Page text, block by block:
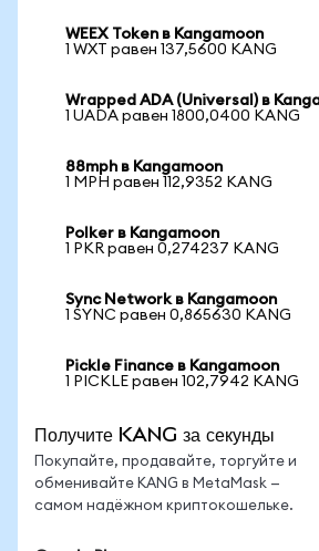
WEEX Token в Kangamoon
1 WXT равен 137,5600 KANG
Wrapped ADA (Universal) в
1 UADA равен 1800,0400 KANG
88mph в Kangamoon
1 MPH равен 112,9352 KANG
Polker в Kangamoon
1 PKR равен 0,274237 KANG
Sync Network в Kangamoon
1 SYNC равен 0,865630 KANG
Pickle Finance в Kangamoon
1 PICKLE равен 102,7942 KANG
Получите KANG за секунды
Покупайте, продавайте, торгуйте и
обменивайте KANG в MetaMask —
самом надёжном криптокошельке.